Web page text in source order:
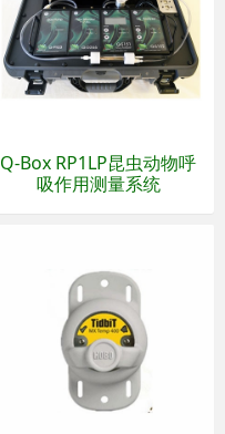
Q-Box RP1LP昆虫动物呼
吸作用测量系统